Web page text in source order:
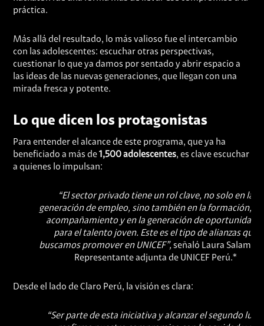
práctica.
Más allá del resultado, lo más valioso fue el intercambio
con las adolescentes: escuchar otras perspectivas,
cuestionar lo que ya damos por sentado y abrir espacio a
las ideas de las nuevas generaciones, que llegan con una
mirada fresca y potente.
Lo que dicen los protagonistas
Para entender el alcance de este programa, que ya ha
beneficiado a más de1,500 adolescentes, es clave escuchar
a quienes lo impulsan:
“El sector privado tiene un rol clave, no solo en la
generación de empleo, sino también en la formación,
acompañamiento y en la generación de
para el talento joven. Este es el tipo de alianzas que
buscamos promover en UNICEF”, señaló Laura
Representante adjunta de UNICEF Perú.*
Desde el lado de Claro Perú, la visión es clara:
“Ser parte de esta iniciativa y alcanzar el segundo